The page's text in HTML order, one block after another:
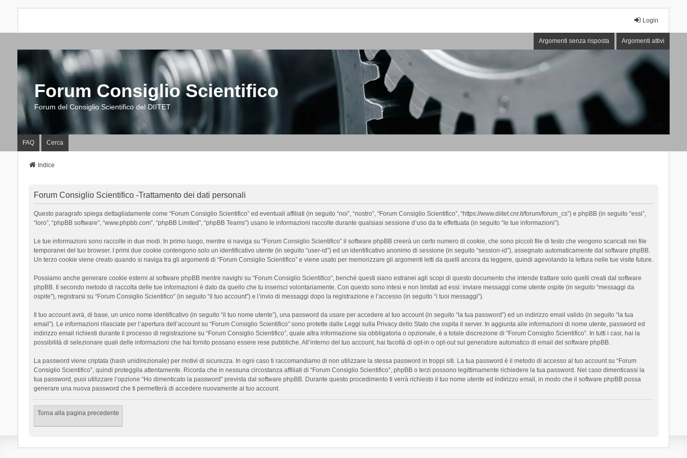
Login
Argomenti senza risposta Argomenti attivi
Forum Consiglio Scientifico
Forum del Consiglio Scientifico del DIITET
FAQ Cerca
Indice
Forum Consiglio Scientifico -Trattamento dei dati personali
Questo paragrafo spiega dettagliatamente come “Forum Consiglio Scientifico” ed eventuali affiliati (in seguito “noi”, “nostro”, “Forum Consiglio Scientifico”, “https://www.diitet.cnr.it/forum/forum_cs”) e phpBB (in seguito “essi”,
“loro”, “phpBB software”, “www.phpbb.com”, “phpBB Limited”, “phpBB Teams”) usano le informazioni raccolte durante qualsiasi sessione d’uso da te effettuata (in seguito “le tue informazioni”).
Le tue informazioni sono raccolte in due modi. In primo luogo, mentre si naviga su “Forum Consiglio Scientifico” il software phpBB creerà un certo numero di cookie, che sono piccoli file di testo che vengono scaricati nei file
temporanei del tuo browser. I primi due cookie contengono solo un identificativo utente (in seguito “user-id”) ed un identificativo anonimo di sessione (in seguito “session-id”), assegnato automaticamente dal software phpBB.
Un terzo cookie viene creato quando si naviga tra gli argomenti di “Forum Consiglio Scientifico” e viene usato per memorizzare gli argomenti letti da quelli ancora da leggere, quindi agevolando la lettura nelle tue visite future.
Possiamo anche generare cookie esterni al software phpBB mentre navighi su “Forum Consiglio Scientifico”, benché questi siano estranei agli scopi di questo documento che intende trattare solo quelli creati dal software
phpBB. Il secondo metodo di raccolta delle tue informazioni è dato da quello che tu inserisci volontariamente. Con questo sono intesi e non limitati ad essi: inviare messaggi come utente ospite (in seguito “messaggi da
ospite”), registrarsi su “Forum Consiglio Scientifico” (in seguito “il tuo account”) e l’invio di messaggi dopo la registrazione e l’accesso (in seguito “i tuoi messaggi”).
Il tuo account avrà, di base, un unico nome identificativo (in seguito “il tuo nome utente”), una password da usare per accedere al tuo account (in seguito “la tua password”) ed un indirizzo email valido (in seguito “la tua
email”). Le informazioni rilasciate per l’apertura dell’account su “Forum Consiglio Scientifico” sono protette dalle Leggi sulla Privacy dello Stato che ospita il server. In aggiunta alle informazioni di nome utente, password ed
indirizzo email richiesti durante il processo di registrazione su “Forum Consiglio Scientifico”, quale altra informazione sia obbligatoria o opzionale, è a totale discrezione di “Forum Consiglio Scientifico”. In tutti i casi, hai la
possibilità di selezionare quali delle informazioni che hai fornito possano essere rese pubbliche. All’interno del tuo account, hai facoltà di opt-in o opt-out sul generatore automatico di email del software phpBB.
La password viene criptata (hash unidirezionale) per motivi di sicurezza. In ogni caso ti raccomandiamo di non utilizzare la stessa password in troppi siti. La tua password è il metodo di accesso al tuo account su “Forum
Consiglio Scientifico”, quindi proteggila attentamente. Ricorda che in nessuna circostanza affiliati di “Forum Consiglio Scientifico”, phpBB o terzi possono legittimamente richiedere la tua password. Nel caso dimenticassi la
tua password, puoi utilizzare l’opzione “Ho dimenticato la password” prevista dal software phpBB. Durante questo procedimento ti verrà richiesto il tuo nome utente ed indirizzo email, in modo che il software phpBB possa
generare una nuova password che ti permetterà di accedere nuovamente al tuo account.
Torna alla pagina precedente